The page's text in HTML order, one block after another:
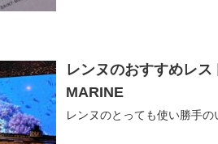
レンヌのおすすめレ
MARINE
レンヌのとっても使い勝手